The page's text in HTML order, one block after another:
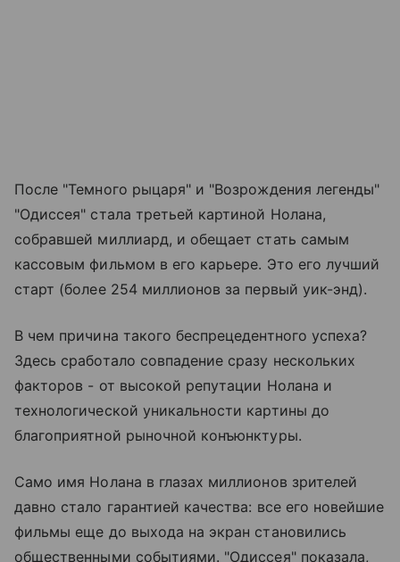
После "Темного рыцаря" и "Возрождения легенды"
"Одиссея" стала третьей картиной Нолана,
собравшей миллиард, и обещает стать самым
кассовым фильмом в его карьере. Это его лучший
старт (более 254 миллионов за первый уик-энд).
В чем причина такого беспрецедентного успеха?
Здесь сработало совпадение сразу нескольких
факторов - от высокой репутации Нолана и
технологической уникальности картины до
благоприятной рыночной конъюнктуры.
Само имя Нолана в глазах миллионов зрителей
давно стало гарантией качества: все его новейшие
фильмы еще до выхода на экран становились
общественными событиями. "Одиссея" показала,